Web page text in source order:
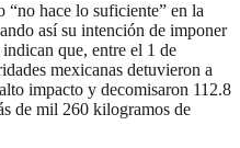
hace lo suficiente” en la
así su intención de imponer
que, entre el 1 de
mexicanas detuvieron a
impacto y decomisaron 112.8
de mil 260 kilogramos de